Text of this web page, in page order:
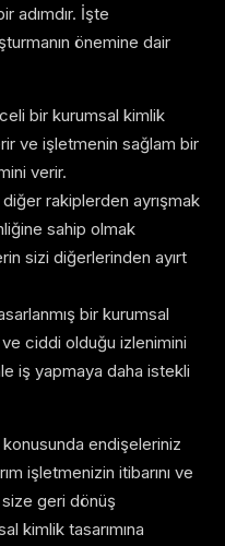
adımdır. İşte
önemine dair
bir kurumsal kimlik
ve işletmenin sağlam bir
verir.
rakiplerden ayrışmak
sahip olmak
sizi diğerlerinden ayırt
bir kurumsal
ciddi olduğu izlenimini
iş yapmaya daha istekli
konusunda endişeleriniz
işletmenizin itibarını ve
size geri dönüş
kimlik tasarımına